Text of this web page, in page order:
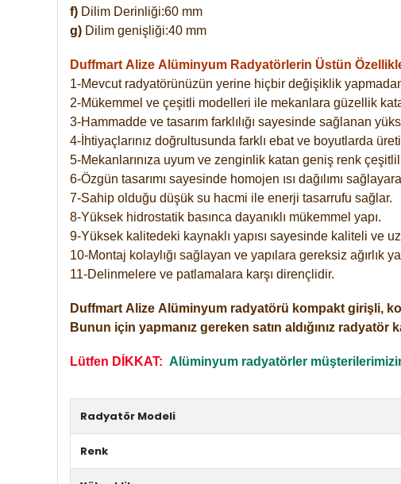
f) Dilim Derinliği:60 mm
g) Dilim genişliği:40 mm
Duffmart Alize Alüminyum Radyatörlerin Üstün
1-Mevcut radyatörünüzün yerine hiçbir değişiklik
2-Mükemmel ve çeşitli modelleri ile mekanlara güzellik
3-Hammadde ve tasarım farklılığı sayesinde sağlanan
4-İhtiyaçlarınız doğrultusunda farklı ebat ve boyutlarda
5-Mekanlarınıza uyum ve zenginlik katan geniş renk
6-Özgün tasarımı sayesinde homojen ısı dağılımı
7-Sahip olduğu düşük su hacmi ile enerji tasarrufu sağlar.
8-Yüksek hidrostatik basınca dayanıklı mükemmel yapı.
9-Yüksek kalitedeki kaynaklı yapısı sayesinde kaliteli ve
10-Montaj kolaylığı sağlayan ve yapılara gereksiz ağırlık
11-Delinmelere ve patlamalara karşı dirençlidir.
Duffmart Alize Alüminyum radyatörü kompakt girişli,
Bunun için yapmanız gereken satın aldığınız radyatör
Lütfen DİKKAT: Alüminyum radyatörler
Radyatör Modeli
Renk